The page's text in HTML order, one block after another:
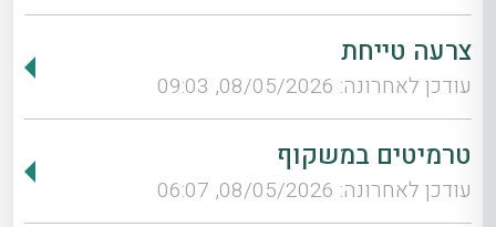
צרעה טייחת
עודכן לאחרונה: 08/05/2026, 09:03
טרמיטים במשקוף
עודכן לאחרונה: 08/05/2026, 06:07